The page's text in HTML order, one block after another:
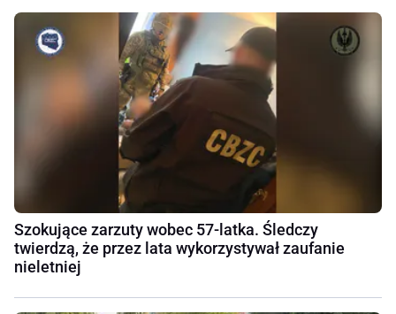
Szokujące zarzuty wobec 57-latka. Śledczy
twierdzą, że przez lata wykorzystywał zaufanie
nieletniej